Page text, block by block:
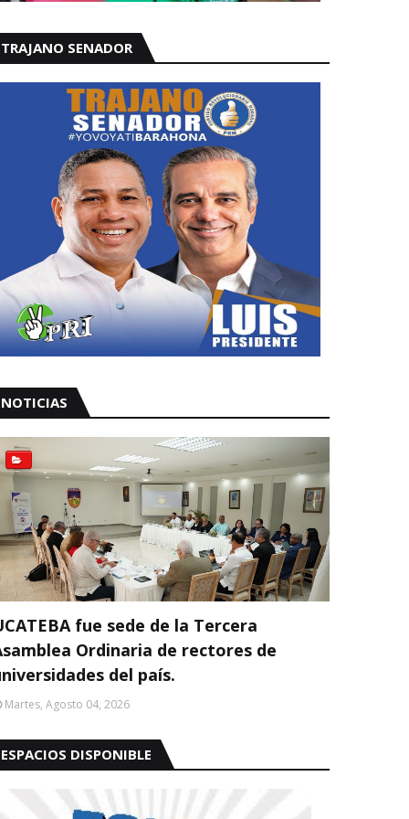
TRAJANO SENADOR
NOTICIAS
fue sede de la Tercera
Ordinaria de rectores de
del país.
Martes, Agosto 04, 2026
ESPACIOS DISPONIBLE